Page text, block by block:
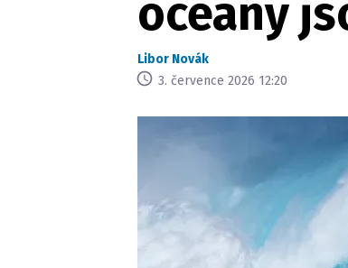
oceány
Libor Novák
3. července 2026 12:20